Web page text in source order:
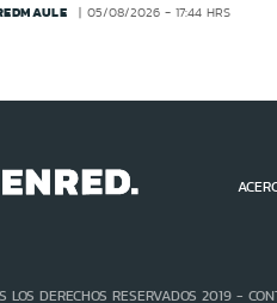
05/08/2026 - 17:44 HRS
DERECHOS RESERVADOS 2019 -